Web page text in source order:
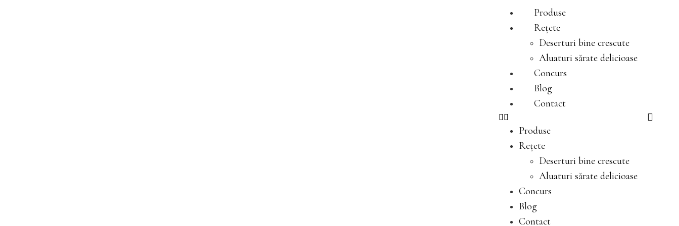
Produse
Rețete
Deserturi bine crescute
Aluaturi sărate delicioase
Concurs
Blog
Contact
Produse
Rețete
Deserturi bine crescute
Aluaturi sărate delicioase
Concurs
Blog
Contact